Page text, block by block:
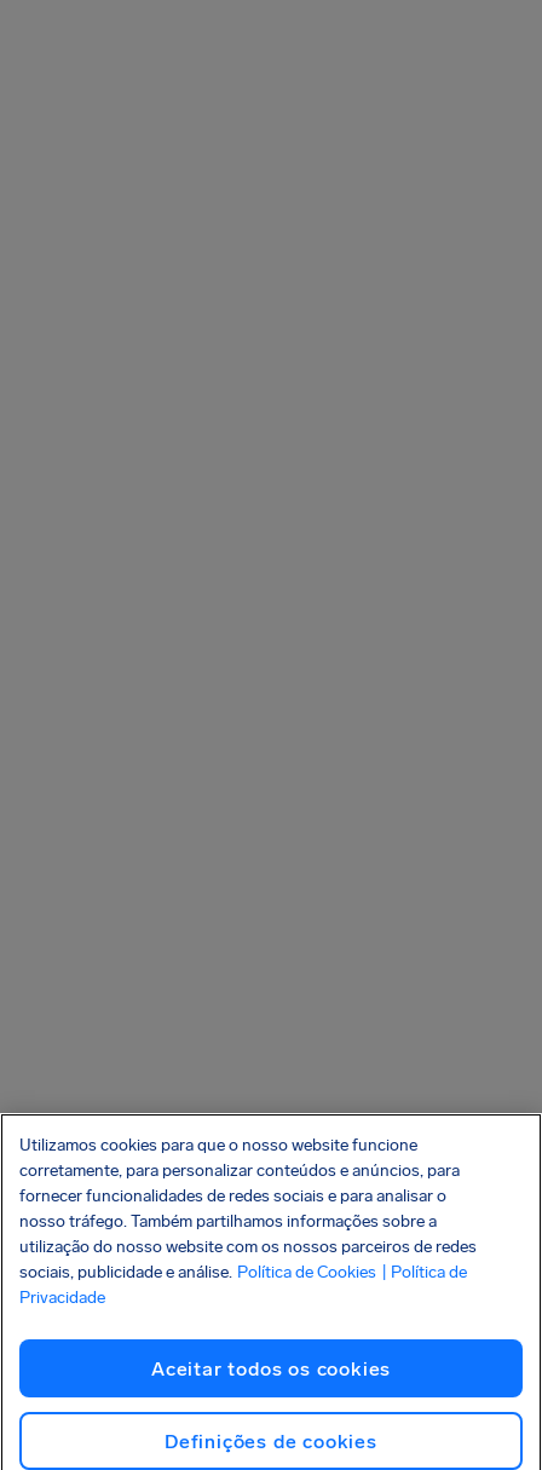
Utilizamos cookies para que o nosso website funcione
corretamente, para personalizar conteúdos e anúncios, para
fornecer funcionalidades de redes sociais e para analisar o
nosso tráfego. Também partilhamos informações sobre a
utilização do nosso website com os nossos parceiros de redes
sociais, publicidade e análise. Política de Cookies
| Política de
Privacidade
Aceitar todos os cookies
Definições de cookies